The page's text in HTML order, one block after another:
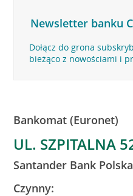
Newsletter banku
Dołącz do grona
bieżąco z nowościami i
Bankomat (Euronet)
UL. SZPITALNA
Santander Bank Polska
Czynny: